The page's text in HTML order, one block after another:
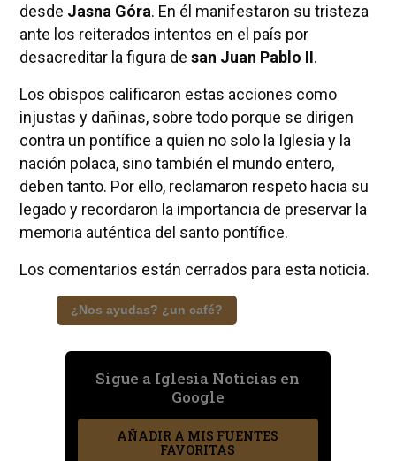
desde Jasna Góra. En él manifestaron su tristeza
ante los reiterados intentos en el país por
desacreditar la figura de san Juan Pablo II.
Los obispos calificaron estas acciones como
injustas y dañinas, sobre todo porque se dirigen
contra un pontífice a quien no solo la Iglesia y la
nación polaca, sino también el mundo entero,
deben tanto. Por ello, reclamaron respeto hacia su
legado y recordaron la importancia de preservar la
memoria auténtica del santo pontífice.
Los comentarios están cerrados para esta noticia.
¿Nos ayudas? ¿un café?
Sigue a Iglesia Noticias en
Google
AÑADIR A MIS FUENTES
FAVORITAS